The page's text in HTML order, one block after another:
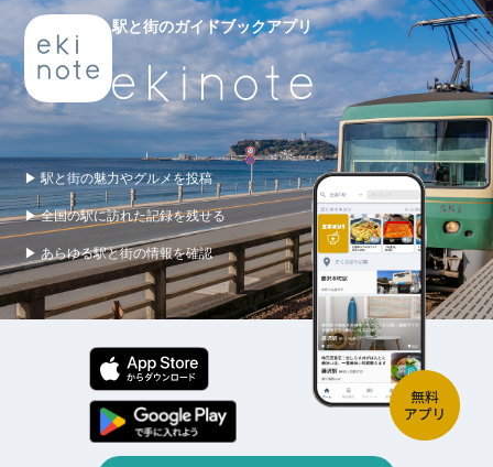
駅と街のガイドブックアプリ
▶ 駅と街の魅力やグルメを投稿
▶ 全国の駅に訪れた記録を残せる
▶ あらゆる駅と街の情報を確認